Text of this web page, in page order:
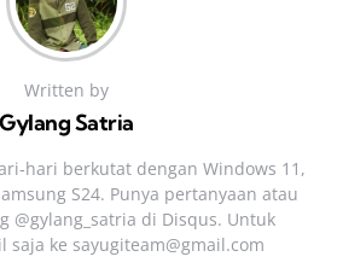
Written by
Gylang Satria
berkutat dengan Windows 11,
S24. Punya pertanyaan atau
@gylang_satria di Disqus. Untuk
saja ke sayugiteam@gmail.com